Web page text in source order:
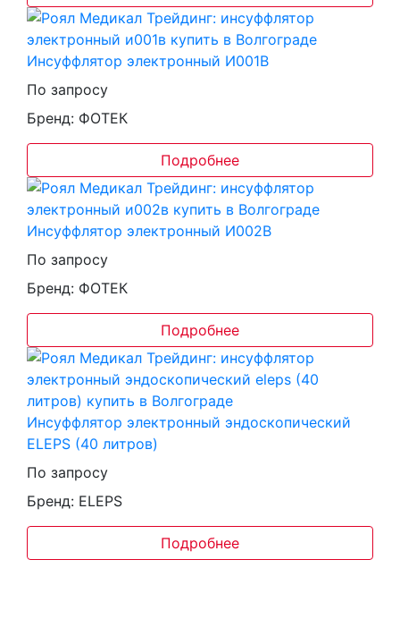
Инсуффлятор электронный И001В
По запросу
Бренд: ФОТЕК
Подробнее
Инсуффлятор электронный И002В
По запросу
Бренд: ФОТЕК
Подробнее
Инсуффлятор электронный эндоскопический
ELEPS (40 литров)
По запросу
Бренд: ELEPS
Подробнее